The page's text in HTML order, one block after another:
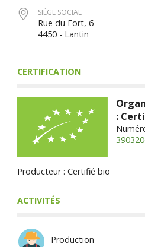
SIÈGE SOCIAL
Rue du Fort, 6
4450 - Lantin
CERTIFICATION
:
Producteur : Certifié bio
ACTIVITÉS
Production